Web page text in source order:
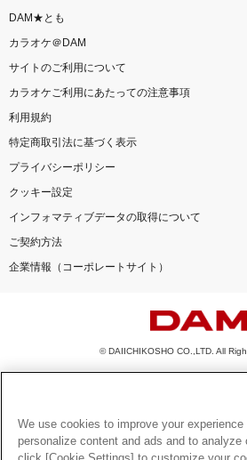
DAM★とも
カラオケ＠DAM
サイトのご利用について
カラオケご利用にあたっての注意事項
利用規約
特定商取引法に基づく表示
プライバシーポリシー
クッキー設定
インフォマティブデータの取得について
ご契約方法
企業情報（コーポレートサイト）
© DAIICHIKOSHO CO.,LTD. All
このサイトに掲載されている一切の文章・画像・写
を問わず、著作権法の定める範囲を超えて無断で複
とを禁じます。
楽曲及びコンテンツは、機種によりご利用いただけ
We use cookies to improve your
personalize content and ads and to